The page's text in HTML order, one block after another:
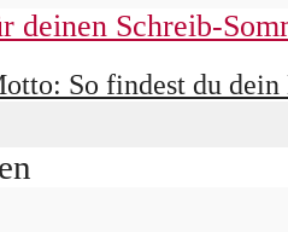
So findest du